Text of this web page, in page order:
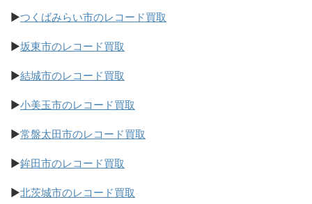
▶つくばみらい市のレコード買取
▶坂東市のレコード買取
▶結城市のレコード買取
▶小美玉市のレコード買取
▶常盤太田市のレコード買取
▶鉾田市のレコード買取
▶北茨城市のレコード買取